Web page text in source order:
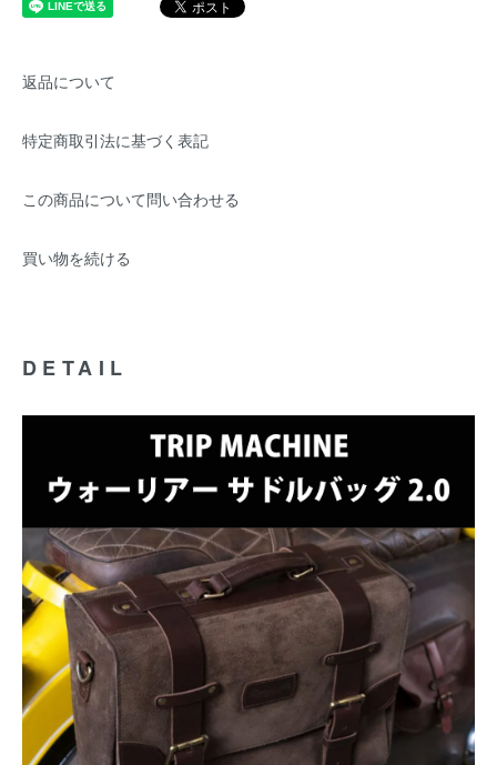
返品について
特定商取引法に基づく表記
この商品について問い合わせる
買い物を続ける
DETAIL